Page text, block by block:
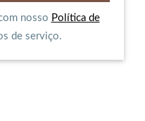
nosso Política de
de serviço.